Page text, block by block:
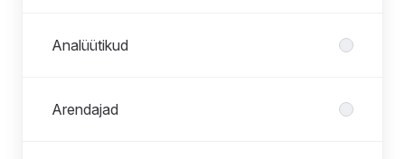
Analüütikud
Arendajad